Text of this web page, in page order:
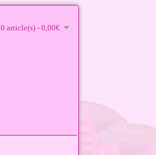
0 article(s) - 0,00€